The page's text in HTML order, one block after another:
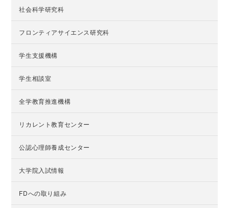
社会科学研究科
フロンティアサイエンス研究科
学生支援機構
学生相談室
全学教育推進機構
リカレント教育センター
公認心理師養成センター
大学院入試情報
FDへの取り組み